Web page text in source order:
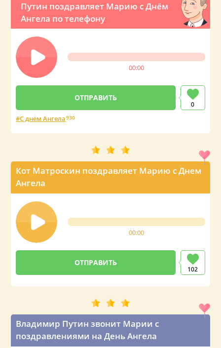
Путин поздравляет Марию с Днём
Ангела по телефону
00:00
0
С днём Ангела930
Кот Матроскин поздравляет Марию с Днем
Ангела
00:00
102
Владимир Путин звонит Марии с
поздравлениями на День Ангела